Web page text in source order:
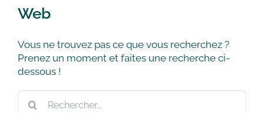
Web
Vous ne trouvez pas ce que vous recherchez ?
Prenez un moment et faites une recherche ci-
dessous !